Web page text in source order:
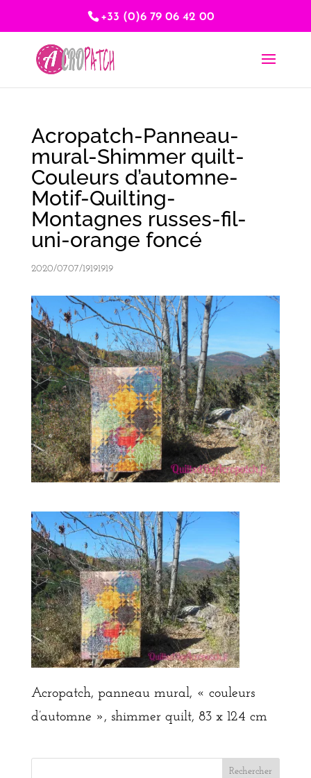
+33 (0)6 79 06 42 00
Acropatch-Panneau-
mural-Shimmer quilt-
Couleurs d’automne-
Motif-Quilting-
Montagnes russes-fil-
uni-orange foncé
2020/0707/19191919
Acropatch, panneau mural, « couleurs
d’automne », shimmer quilt, 83 x 124 cm